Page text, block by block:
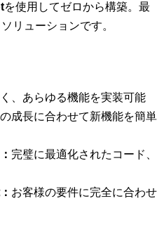
を使用してゼロから構築。最
リューションです。
、あらゆる機能を実装可能
成長に合わせて新機能を簡単
完璧に最適化されたコード、
お客様の要件に完全に合わせ